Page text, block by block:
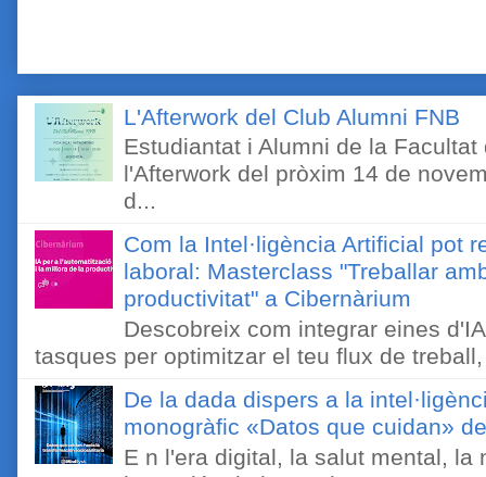
L'Afterwork del Club Alumni FNB
Estudiantat i Alumni de la
l'Afterwork del pròxim 14 de
d...
Com la Intel·ligència Artificial pot
laboral: Masterclass "Treballar
productivitat" a Cibernàrium
Descobreix com integrar eines
tasques per optimitzar el teu flux de
De la dada dispers a la
monogràfic «Datos que cuidan»
E n l'era digital, la salut mental, la